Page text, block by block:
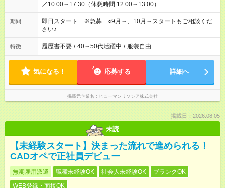
／10:00～17:30（休憩時間 12:00～13:00）
期間
即日スタート ※急募 ○9月～、10月～スタートもご相談くだ
さい♪
特徴 履歴書不要 / 40～50代活躍中 / 服装自由
気になる！ 応募する 詳細へ
掲載元企業名 ヒューマンリソシア株式会社
掲載日：2026.08.05
未読
【未経験スタート】決まった流れで進められる！
CADオペで正社員デビュー
無期雇用派遣 職種未経験OK 社会人未経験OK
ブランクOK
WEB登録・面接OK